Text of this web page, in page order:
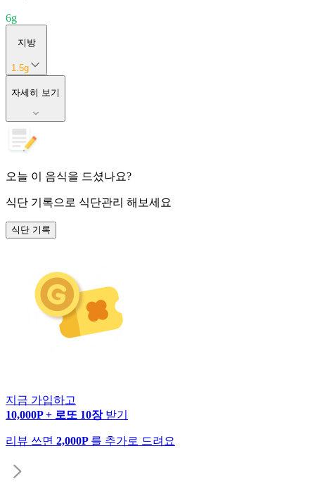
6g
지방
1.5g
자세히 보기
오늘 이 음식을 드셨나요?
식단 기록으로 식단관리 해보세요
식단 기록
지금 가입하고
10,000P + 로또 10장 받기
리뷰 쓰면 2,000P 를 추가로 드려요